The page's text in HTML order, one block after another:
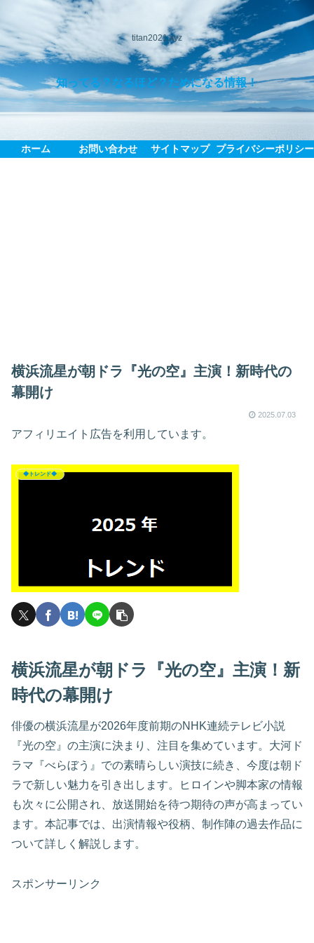
titan2021.xyz
知ってる？なるほど？ためになる情報！
ホーム お問い合わせ サイトマップ プライバシーポリシー
横浜流星が朝ドラ『光の空』主演！新時代の
幕開け
2025.07.03
アフィリエイト広告を利用しています。
◆トレンド◆
横浜流星が朝ドラ『光の空』主演！新
時代の幕開け
俳優の横浜流星が2026年度前期のNHK連続テレビ小説
『光の空』の主演に決まり、注目を集めています。大河ド
ラマ『べらぼう』での素晴らしい演技に続き、今度は朝ド
ラで新しい魅力を引き出します。ヒロインや脚本家の情報
も次々に公開され、放送開始を待つ期待の声が高まってい
ます。本記事では、出演情報や役柄、制作陣の過去作品に
ついて詳しく解説します。
スポンサーリンク